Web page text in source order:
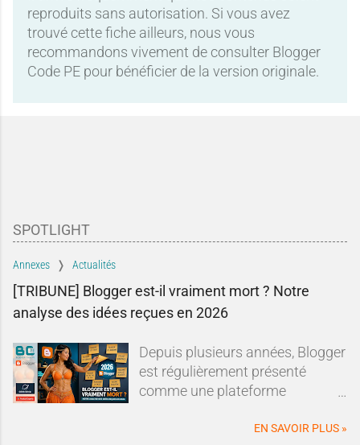
reproduits sans autorisation. Si vous avez
trouvé cette fiche ailleurs, nous vous
recommandons vivement de consulter Blogger
Code PE pour bénéficier de la version originale.
SPOTLIGHT
Annexes Actualités
[TRIBUNE] Blogger est-il vraiment mort ? Notre
analyse des idées reçues en 2026
Depuis plusieurs années, Blogger
est régulièrement présenté
comme une plateforme
de vie.Sur les forums, les réseaux
EN SAVOIR PLUS »